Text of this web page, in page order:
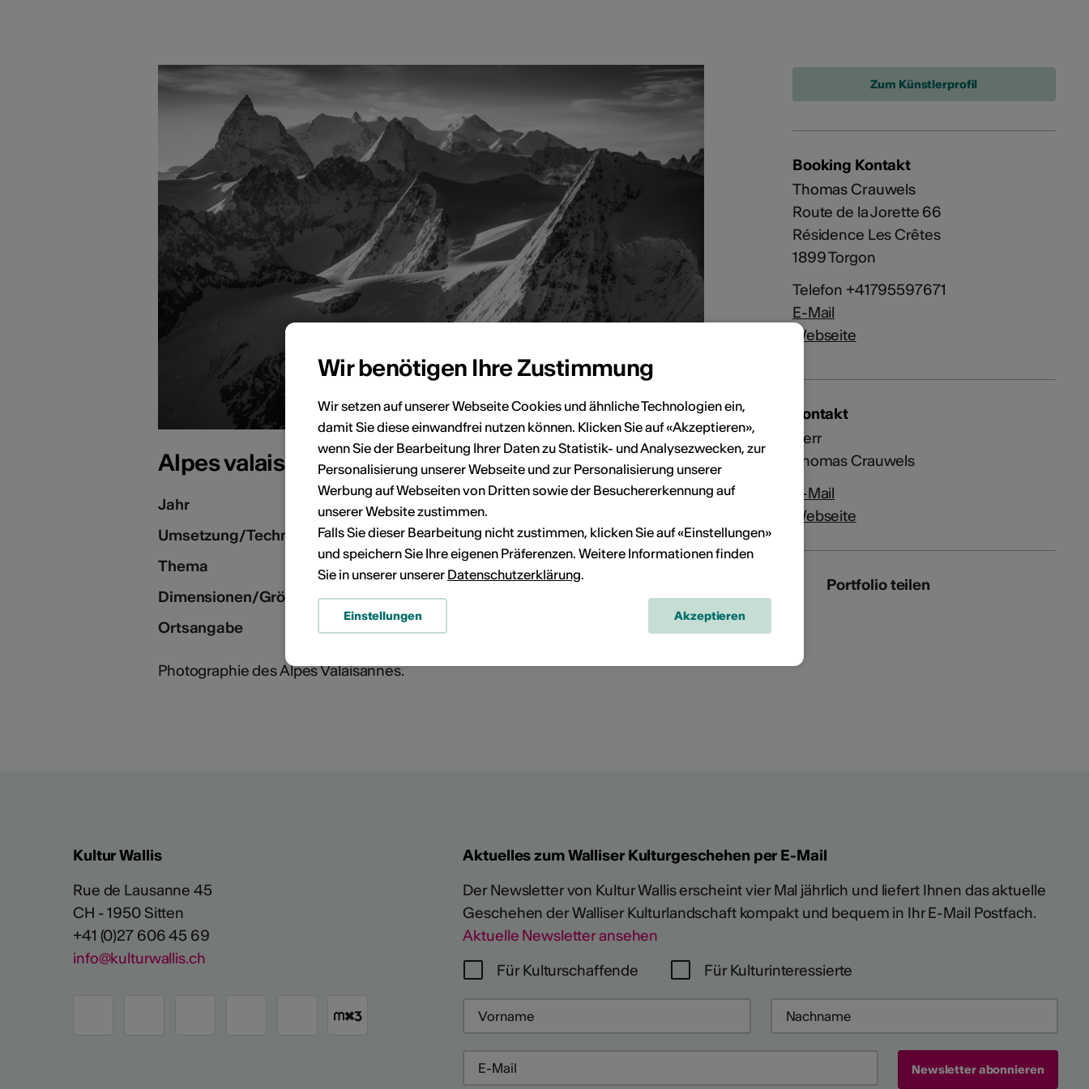
Alpes valaisannes, 2018
Jahr
2018
Umsetzung/Technik
Photographie
Thema
nature
Dimensionen/Grösse
100x150cm
Ortsangabe
Les Alpes
Photographie des Alpes Valaisannes.
Zum Künstlerprofil
Booking Kontakt
Thomas Crauwels
Route de la Jorette 66
Résidence Les Crêtes
1899 Torgon
Telefon +41795597671
E-Mail
Webseite
Kontakt
Herr
Thomas Crauwels
E-Mail
Webseite
Portfolio teilen
Kultur Wallis
Rue de Lausanne 45
CH - 1950 Sitten
+41 (0)27 606 45 69
info@kulturwallis.ch
Aktuelles zum Walliser Kulturgeschehen per E-Mail
Der Newsletter von Kultur Wallis erscheint vier Mal jährlich und liefert Ihnen das aktuelle
Geschehen der Walliser Kulturlandschaft kompakt und bequem in Ihr E-Mail Postfach.
Aktuelle Newsletter ansehen
Für Kulturschaffende
Für Kulturinteressierte
Wir benötigen Ihre Zustimmung
Wir setzen auf unserer Webseite Cookies und ähnliche Technologien ein,
damit Sie diese einwandfrei nutzen können. Klicken Sie auf «Akzeptieren»,
wenn Sie der Bearbeitung Ihrer Daten zu Statistik- und Analysezwecken, zur
Personalisierung unserer Webseite und zur Personalisierung unserer
Werbung auf Webseiten von Dritten sowie der Besuchererkennung auf
unserer Website zustimmen.
Falls Sie dieser Bearbeitung nicht zustimmen, klicken Sie auf «Einstellungen»
und speichern Sie Ihre eigenen Präferenzen. Weitere Informationen finden
Sie in unserer unserer Datenschutzerklärung.
Einstellungen Akzeptieren